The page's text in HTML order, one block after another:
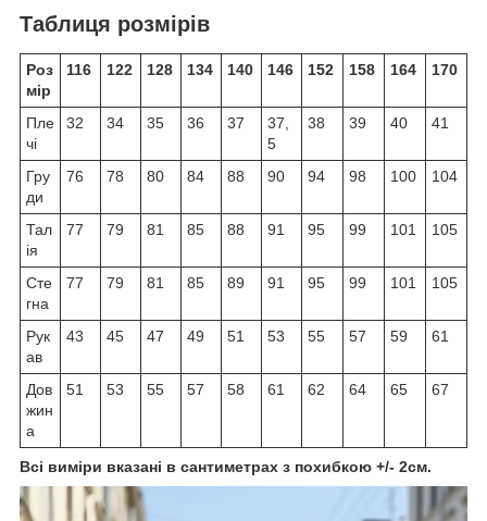
Таблиця розмірів
Роз
мір
116 122 128 134 140 146 152 158 164 170
Пле
чі
32 34 35 36 37
37,
5
38 39 40 41
Гру
ди
76 78 80 84 88 90 94 98 100 104
Тал
ія
77 79 81 85 88 91 95 99 101 105
Сте
гна
77 79 81 85 89 91 95 99 101 105
Рук
ав
43 45 47 49 51 53 55 57 59 61
Дов
жин
а
51 53 55 57 58 61 62 64 65 67
Всі виміри вказані в сантиметрах з похибкою +/- 2см.